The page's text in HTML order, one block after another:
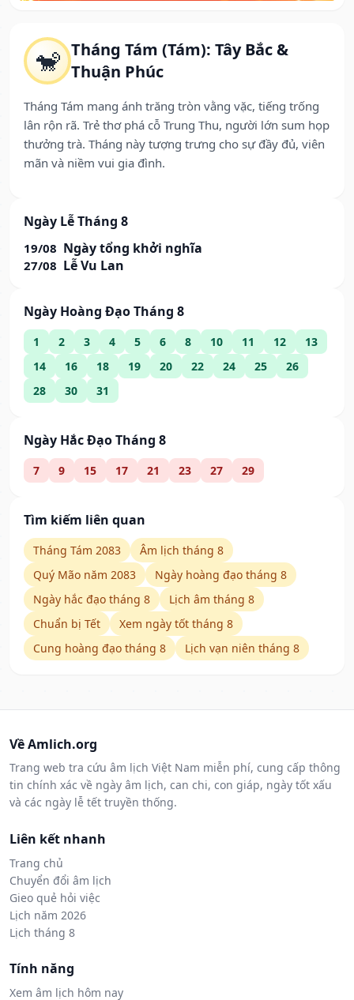
🐒 Tháng Tám (Tám): Tây Bắc &
Thuận Phúc
Tháng Tám mang ánh trăng tròn vằng vặc, tiếng trống
lân rộn rã. Trẻ thơ phá cỗ Trung Thu, người lớn sum họp
thưởng trà. Tháng này tượng trưng cho sự đầy đủ, viên
mãn và niềm vui gia đình.
Ngày Lễ Tháng 8
19/08 Ngày tổng khởi nghĩa
27/08 Lễ Vu Lan
Ngày Hoàng Đạo Tháng 8
1 2 3 4 5 6 8 10 11 12
13
14
16 18 19 20 22 24 25
26
28
30 31
Ngày Hắc Đạo Tháng 8
7 9 15 17 21 23 27 29
Tìm kiếm liên quan
Tháng Tám 2083
Âm lịch tháng 8
Quý Mão năm 2083
Ngày hoàng đạo tháng 8
Ngày hắc đạo tháng 8
Lịch âm tháng 8
Chuẩn bị Tết
Xem ngày tốt tháng 8
Cung hoàng đạo tháng 8
Lịch vạn niên tháng 8
Về Amlich.org
Trang web tra cứu âm lịch Việt Nam miễn phí, cung cấp thông
tin chính xác về ngày âm lịch, can chi, con giáp, ngày tốt xấu
và các ngày lễ tết truyền thống.
Liên kết nhanh
Trang chủ
Chuyển đổi âm lịch
Gieo quẻ hỏi việc
Lịch năm 2026
Lịch tháng 8
Tính năng
Xem âm lịch hôm nay